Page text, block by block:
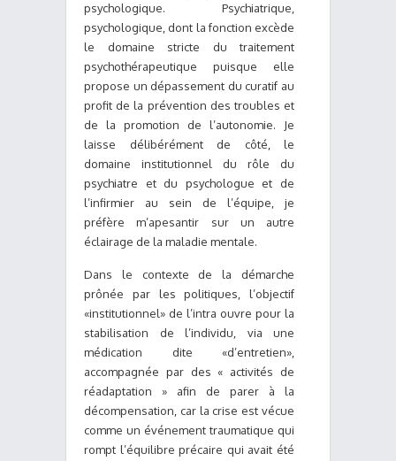
psychologique. Psychiatrique,
psychologique, dont la fonction excède
le domaine stricte du traitement
psychothérapeutique puisque elle
propose un dépassement du curatif au
profit de la prévention des troubles et
de la promotion de l’autonomie. Je
laisse délibérément de côté, le
domaine institutionnel du rôle du
psychiatre et du psychologue et de
l’infirmier au sein de l’équipe, je
préfère m’apesantir sur un autre
éclairage de la maladie mentale.
Dans le contexte de la démarche
prônée par les politiques, l’objectif
«institutionnel» de l’intra ouvre pour la
stabilisation de l’individu, via une
médication dite «d’entretien»,
accompagnée par des « activités de
réadaptation » afin de parer à la
décompensation, car la crise est vécue
comme un événement traumatique qui
rompt l’équilibre précaire qui avait été